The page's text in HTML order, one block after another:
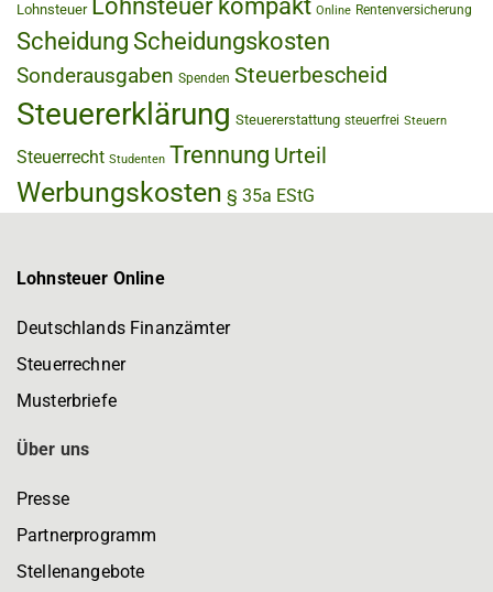
Lohnsteuer Lohnsteuer kompakt Online Rentenversicherung
Scheidung Scheidungskosten
Sonderausgaben Spenden Steuerbescheid
Steuererklärung Steuererstattung steuerfrei Steuern
Steuerrecht Studenten Trennung Urteil
Werbungskosten § 35a EStG
Lohnsteuer Online
Deutschlands Finanzämter
Steuerrechner
Musterbriefe
Über uns
Presse
Partnerprogramm
Stellenangebote